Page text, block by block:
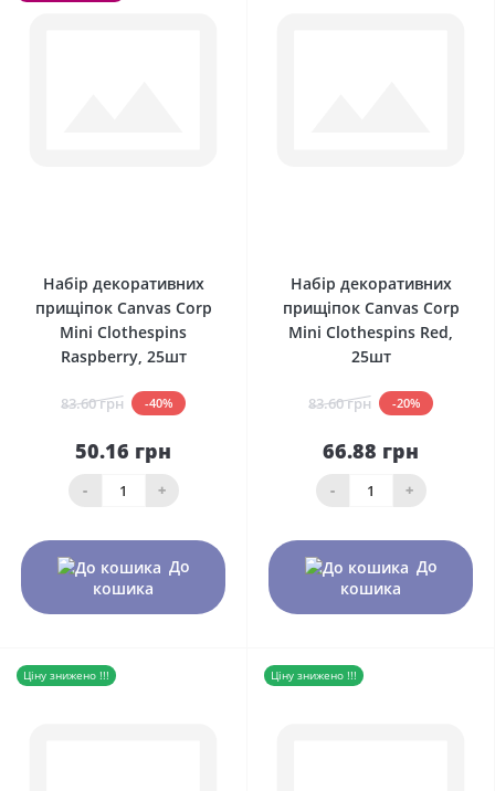
Набір декоративних
прищіпок Canvas Corp
Mini Clothespins
Raspberry, 25шт
83.60 грн -40%
50.16 грн
- +
До
кошика
Набір декоративних
прищіпок Canvas Corp
Mini Clothespins Red,
25шт
83.60 грн -20%
66.88 грн
- +
До
кошика
Ціну знижено !!! Ціну знижено !!!